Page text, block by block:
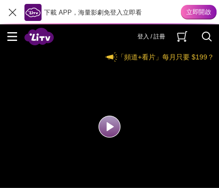
下載 APP，海量影劇免登入立即看
登入 / 註冊
「頻道+看片」每月只要 $199？